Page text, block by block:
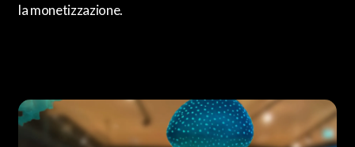
la monetizzazione.